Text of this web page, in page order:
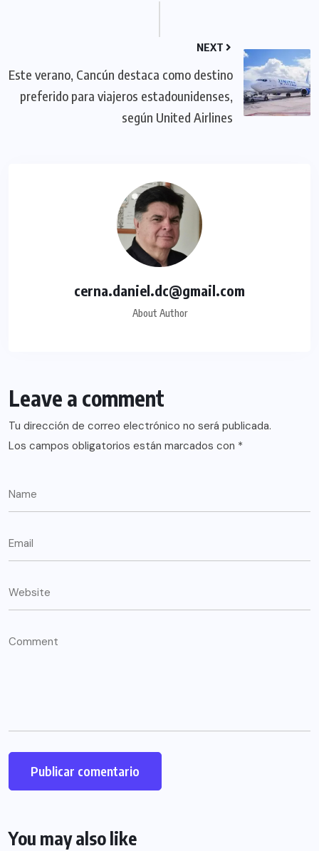
NEXT
Este verano, Cancún destaca como destino
preferido para viajeros estadounidenses,
según United Airlines
cerna.daniel.dc@gmail.com
About Author
Leave a comment
Tu dirección de correo electrónico no será publicada.
Los campos obligatorios están marcados con *
You may also like